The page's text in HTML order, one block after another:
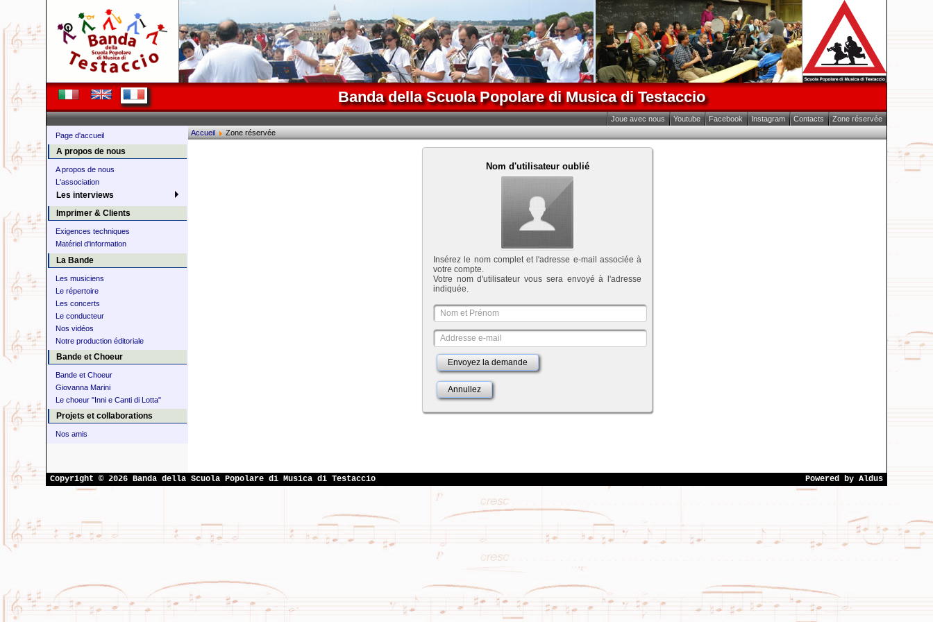
Banda della Scuola Popolare di Musica di Testaccio
Joue avec nous Youtube Facebook Instagram Contacts
Zone réservée
Page d'accueil
A propos de nous
A propos de nous
L'association
Les interviews
Imprimer & Clients
Exigences techniques
Matériel d'information
La Bande
Les musiciens
Le répertoire
Les concerts
Le conducteur
Nos vidéos
Notre production éditoriale
Bande et Choeur
Bande et Choeur
Giovanna Marini
Le choeur "Inni e Canti di Lotta"
Projets et collaborations
Nos amis
Accueil Zone réservée
Nom d'utilisateur oublié
Insérez le nom complet et l'adresse e-mail associée à
votre compte.
Votre nom d'utilisateur vous sera envoyé à l'adresse
indiquée.
Envoyez la demande
Annullez
Copyright © 2026 Banda della Scuola Popolare di Musica di Testaccio Powered by Aldus